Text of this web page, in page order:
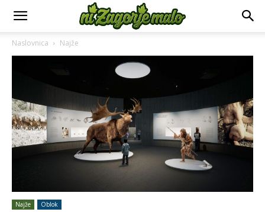
Naslovnica Najže
Najže Oblok